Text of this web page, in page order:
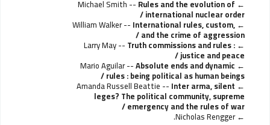
Michael Smith -- Rules and the evolution of
international nuclear order /
William Walker -- International rules, custom,
and the crime of aggression /
Larry May -- Truth commissions and rules :
justice and peace /
Mario Aguilar --Absolute ends and dynamic
rules : being political as human beings /
Amanda Russell Beattie -- Inter arma, silent
leges? The political community, supreme
emergency and the rules of war /
Nicholas Rengger.